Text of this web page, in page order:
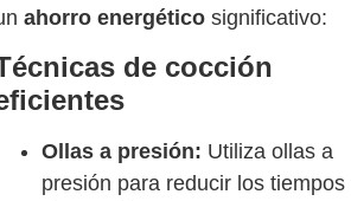
ahorro energético significativo:
de cocción
Ollas a presión: Utiliza ollas a
presión para reducir los tiempos